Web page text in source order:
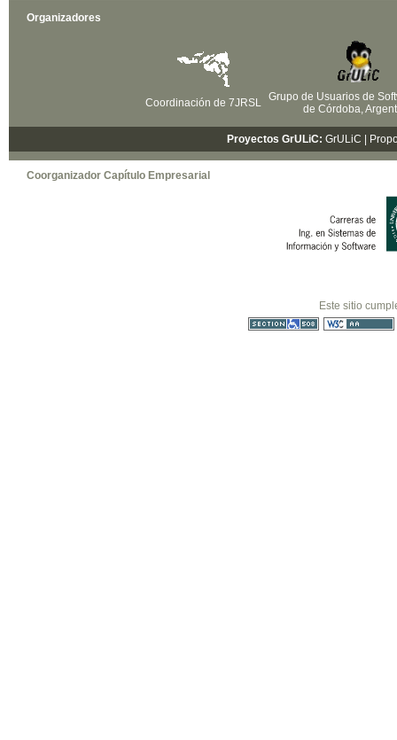
Organizadores
Coordinación de 7JRSL
Grupo de Usuarios de
de Córdoba,
Proyectos GrULiC: GrULiC |
Coorganizador Capítulo Empresarial
Este sitio